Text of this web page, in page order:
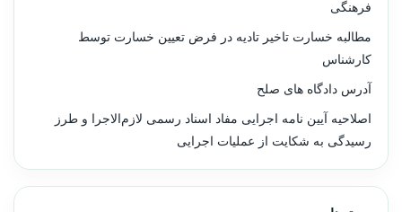
فرهنگی
مطالبه خسارت تاخیر تادیه در فرض تعیین خسارت توسط
کارشناس
آدرس دادگاه های صلح
اصلاحیه آیین نامه اجرایی مفاد اسناد رسمی لازم‌الاجرا و طرز
رسیدگی به شکایت از عملیات اجرایی